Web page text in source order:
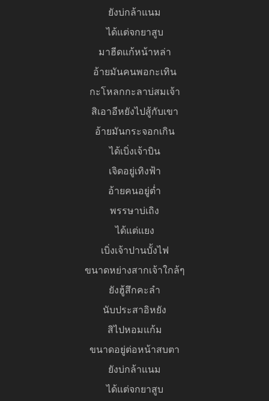
ยังบ่กล้าแนม
ได้แต่จกยาสูบ
มาฮีดแก้หน้าหล่า
อ้ายมันคนพอกะเทิน
กะโหลกกะลาบ่สมเจ้า
สิเอาอีหยังไปสู้กับเขา
อ้ายมันกระจอกเกิน
ได้เบิ่งเจ้าบิน
เจิดอยู่เทิงฟ้า
อ้ายคนอยู่ต่ำ
พรรษาบ่เถิง
ได้แต่แยง
เบิ่งเจ้าปานบั้งไฟ
ขนาดหย่างสากเจ้าใกล้ๆ
ยังฮู้สึกคะลำ
นับประสาอิหยัง
สิไปหอมแก้ม
ขนาดอยู่ต่อหน้าสบตา
ยังบ่กล้าแนม
ได้แต่จกยาสูบ